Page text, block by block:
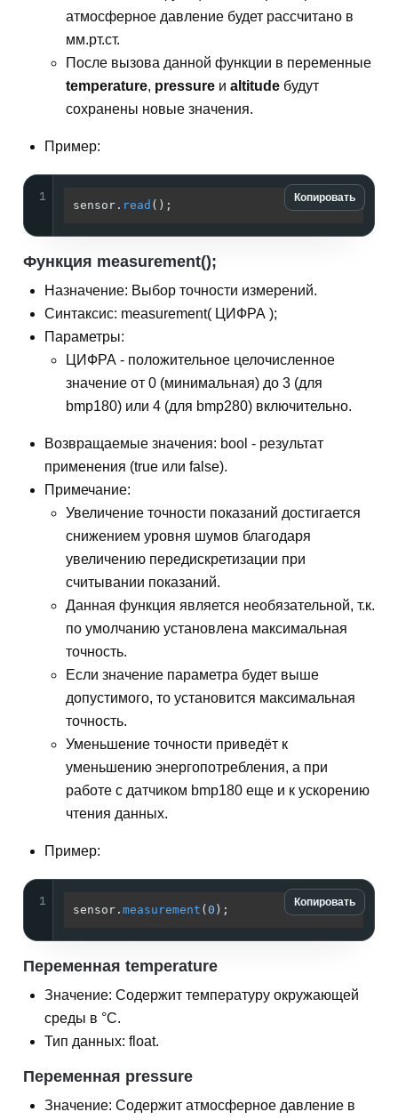
атмосферное давление будет рассчитано в
мм.рт.ст.
После вызова данной функции в переменные
temperature, pressure и altitude будут
сохранены новые значения.
Пример:
Копировать
1
sensor. read (); //
Функция measurement();
Назначение: Выбор точности измерений.
Синтаксис: measurement( ЦИФРА );
Параметры:
ЦИФРА - положительное целочисленное
значение от 0 (минимальная) до 3 (для
bmp180) или 4 (для bmp280) включительно.
Возвращаемые значения: bool - результат
применения (true или false).
Примечание:
Увеличение точности показаний достигается
снижением уровня шумов благодаря
увеличению передискретизации при
считывании показаний.
Данная функция является необязательной, т.к.
по умолчанию установлена максимальная
точность.
Если значение параметра будет выше
допустимого, то установится максимальная
точность.
Уменьшение точности приведёт к
уменьшению энергопотребления, а при
работе с датчиком bmp180 еще и к ускорению
чтения данных.
Пример:
Копировать
1
sensor. measurement ( 0 ); //
Переменная temperature
Значение: Содержит температуру окружающей
среды в °С.
Тип данных: float.
Переменная pressure
Значение: Содержит атмосферное давление в